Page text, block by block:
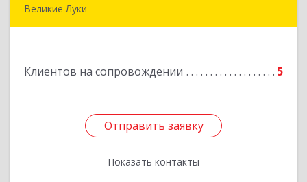
Великие Луки
Клиентов на сопровождении 5
Отправить заявку
Показать контакты
Отправить заявку
Назад